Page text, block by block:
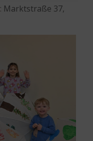
: Marktstraße 37,